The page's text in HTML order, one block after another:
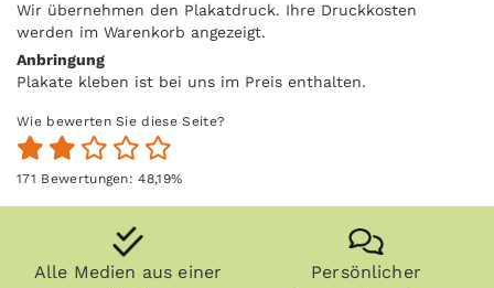
Wir übernehmen den Plakatdruck. Ihre Druckkosten
werden im Warenkorb angezeigt.
Anbringung
Plakate kleben ist bei uns im Preis enthalten.
Wie bewerten Sie diese Seite?
171 Bewertungen:48,19%
Alle Medien aus einer
Persönlicher